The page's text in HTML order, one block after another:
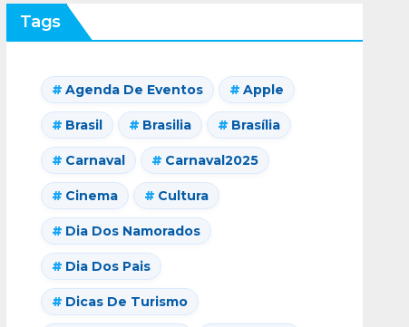
Tags
Agenda De Eventos Apple
Brasil Brasilia Brasília
Carnaval Carnaval2025
Cinema Cultura
Dia Dos Namorados
Dia Dos Pais
Dicas De Turismo